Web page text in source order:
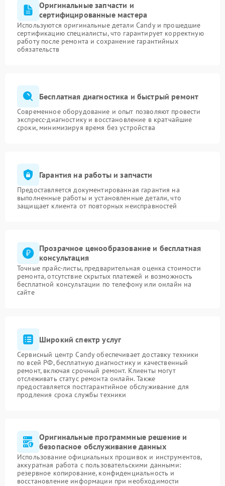
Оригинальные запчасти и
сертифицированные мастера
Используются оригинальные детали Candy и прошедшие
сертификацию специалисты, что гарантирует корректную
работу после ремонта и сохранение гарантийных
обязательств
Бесплатная диагностика и быстрый ремонт
Современное оборудование и опыт позволяют провести
экспресс-диагностику и восстановление в кратчайшие
сроки, минимизируя время без устройства
Гарантия на работы и запчасти
Предоставляется документированная гарантия на
выполненные работы и установленные детали, что
защищает клиента от повторных неисправностей
Прозрачное ценообразование и бесплатная
консультация
Точные прайс-листы, предварительная оценка стоимости
ремонта, отсутствие скрытых платежей и возможность
бесплатной консультации по телефону или онлайн на
сайте
Широкий спектр услуг
Сервисный центр Candy обеспечивает доставку техники
по всей РФ, бесплатную диагностику и качественный
ремонт, включая срочный ремонт. Клиенты могут
отслеживать статус ремонта онлайн. Также
предоставляется постгарантийное обслуживание для
продления срока службы техники
Оригинальные программные решение и
безопасное обслуживание данных
Использование официальных прошивок и инструментов,
аккуратная работа с пользовательскими данными:
резервное копирование, конфиденциальность и
восстановление информации при необходимости